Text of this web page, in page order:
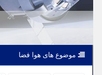
موضوع های هوا فضا